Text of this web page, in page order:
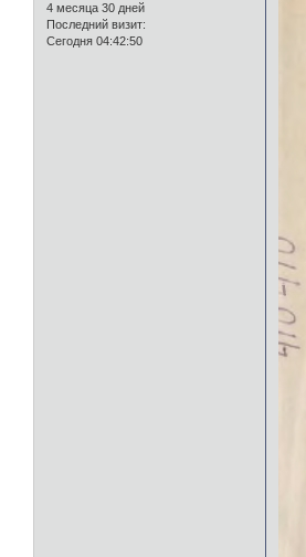
4 месяца 30 дней
Последний визит:
Сегодня 04:42:50